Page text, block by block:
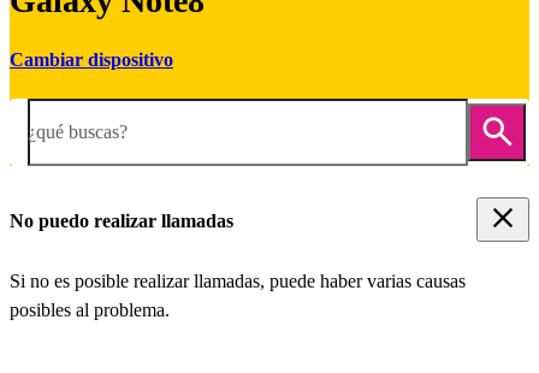
Cambiar dispositivo
¿qué buscas?
No puedo realizar llamadas
Si no es posible realizar llamadas, puede haber varias causas
posibles al problema.